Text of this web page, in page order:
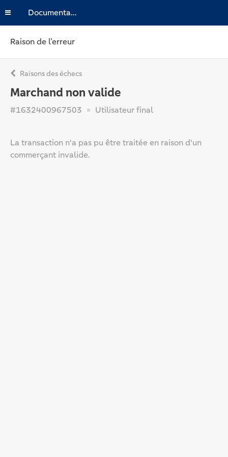
Documentation
Raison de l’erreur
Raisons des échecs
Marchand non valide
#1632400967503 Utilisateur final
La transaction n'a pas pu être traitée en raison d'un
commerçant invalide.